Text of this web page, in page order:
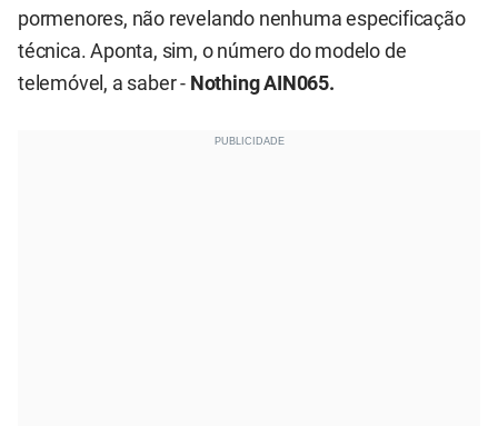
pormenores, não revelando nenhuma especificação
técnica. Aponta, sim, o número do modelo de
telemóvel, a saber - Nothing AIN065.